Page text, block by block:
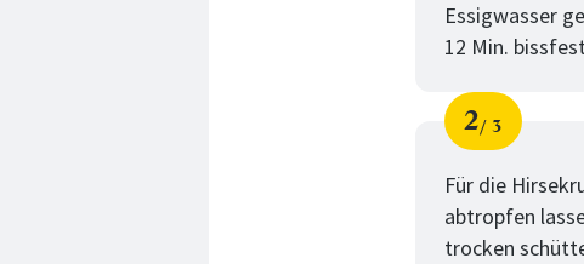
Essigwasser
12 Min.
Schritt
2
von
3
Für die
abtropfen
trocken